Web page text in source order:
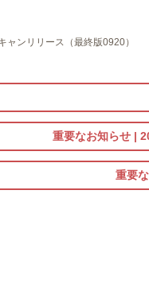
ャンリリース（最終版0920）
重要なお知らせ |
重要